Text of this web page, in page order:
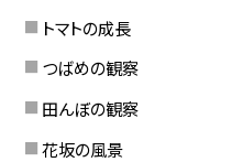
トマトの成長
つばめの観察
田んぼの観察
花坂の風景